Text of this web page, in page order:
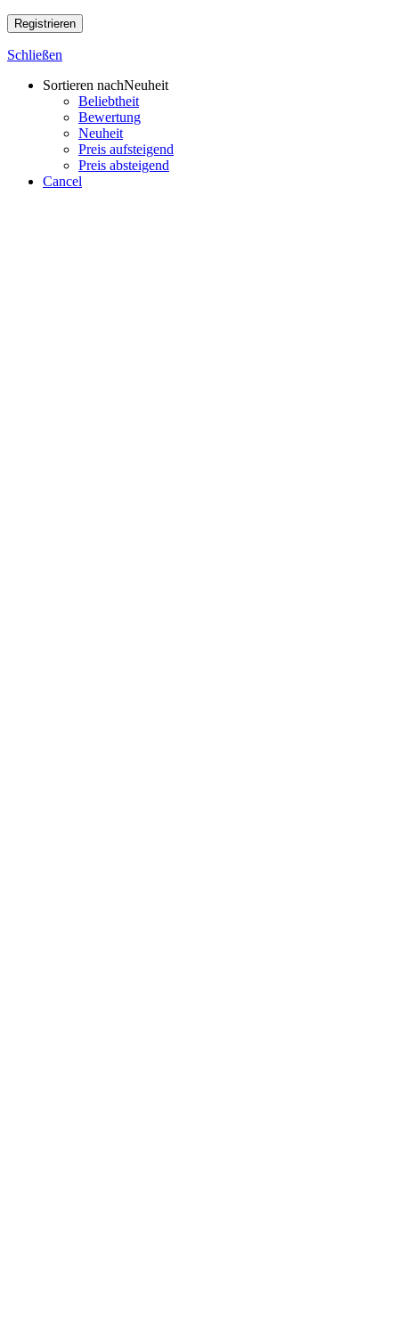
Registrieren
Schließen
Sortieren nachNeuheit
Beliebtheit
Bewertung
Neuheit
Preis aufsteigend
Preis absteigend
Cancel